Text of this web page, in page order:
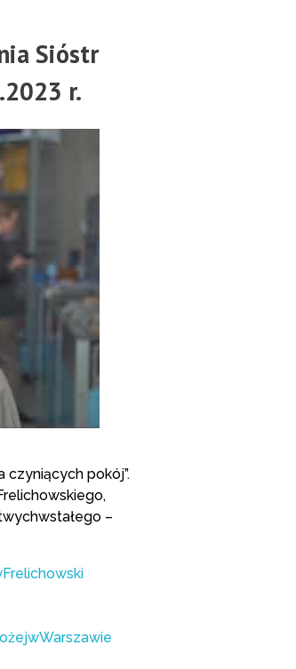
Sióstr
r.
czyniących pokój”.
–